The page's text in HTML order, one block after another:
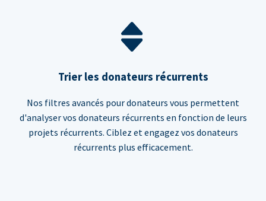
Trier les donateurs récurrents
Nos filtres avancés pour donateurs vous permettent
d'analyser vos donateurs récurrents en fonction de leurs
projets récurrents. Ciblez et engagez vos donateurs
récurrents plus efficacement.